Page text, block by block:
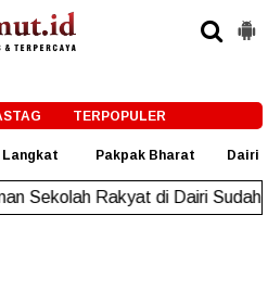
TERPOPULER
Langkat Pakpak Bharat Dairi
di Dairi Sudah Beroperasi